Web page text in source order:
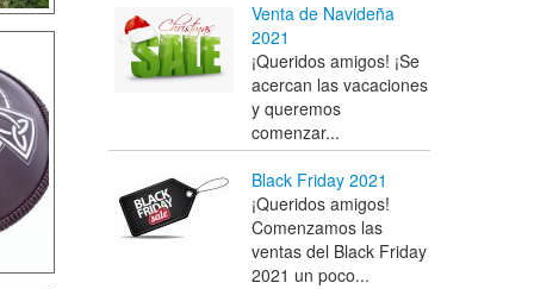
Venta de Navideña
2021
¡Queridos amigos! ¡Se
acercan las vacaciones
y queremos
comenzar...
Black Friday 2021
¡Queridos amigos!
Comenzamos las
ventas del Black Friday
2021 un poco...